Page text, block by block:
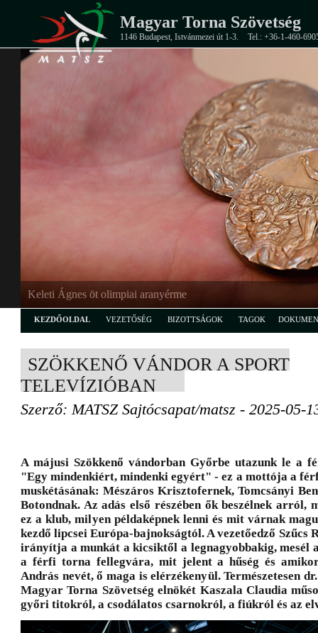
Magyar Torna Szövetség
1146 Budapest, Istvánmezei út 1-3. Tel.: +36-1-460-
Keleti Ágnes öt olimpiai aranyérme
KEZDŐOLDAL VEZETŐSÉG BIZOTTSÁGOK TAGOK
SZÖKKENŐ VÁNDOR A SPORT
TELEVÍZIÓBAN
Szerző: MATSZ Sajtócsapat/matsz - 2025-05-
A májusi Szökkenő vándorban Győrbe utazunk le a
"Egy mindenkiért, mindenki egyért" - ez a mottója a
muskétásának: Mészáros Krisztofernek, Tomcsányi
Botondnak. Az adás első részében ők beszélnek arról,
ez a klub, milyen példaképnek lenni és mit várnak
kezdő lipcsei Európa-bajnokságtól. A vezetőedző Szűcs
irányítja a munkát a kicsiktől a legnagyobbakig, mesél
a férfi torna fellegvára, mit jelent a hűség és
András nevét, ő maga is elérzékenyül. Természetesen
Magyar Torna Szövetség elnökét Kaszala Claudia
győri titokról, a csodálatos csarnokról, a fiúkról és az